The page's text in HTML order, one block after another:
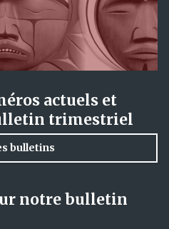
actuels et
trimestriel
bulletins
notre bulletin